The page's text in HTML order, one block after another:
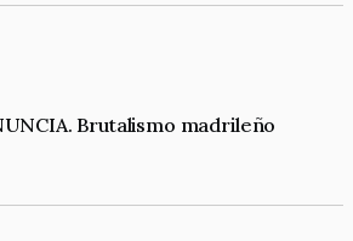
Brutalismo madrileño